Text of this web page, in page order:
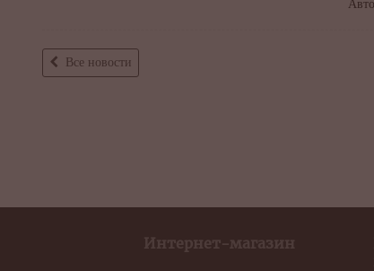
Все новости
Интернет-магазин